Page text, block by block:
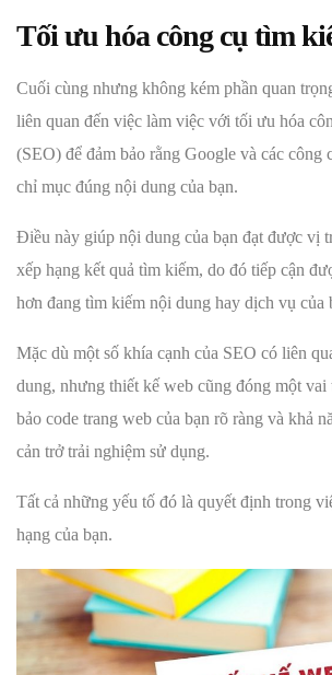
Tối ưu hóa công cụ tìm
Cuối cùng nhưng không kém phần quan
liên quan đến việc làm việc với tối ưu hóa
(SEO) để đảm bảo rằng Google và các công
chỉ mục đúng nội dung của bạn.
Điều này giúp nội dung của bạn đạt được vị
xếp hạng kết quả tìm kiếm, do đó tiếp cận
hơn đang tìm kiếm nội dung hay dịch vụ của
Mặc dù một số khía cạnh của SEO có liên
dung, nhưng thiết kế web cũng đóng một vai
bảo code trang web của bạn rõ ràng và khả
cản trở trải nghiệm sử dụng.
Tất cả những yếu tố đó là quyết định trong
hạng của bạn.